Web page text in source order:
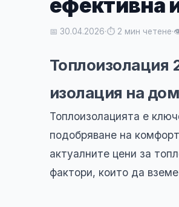
ефективна
📅 30.04.2026·⏱ 2 мин четене·
Топлоизолация
изолация на
Топлоизолацията е
подобряване на
актуалните цени за
фактори, които да